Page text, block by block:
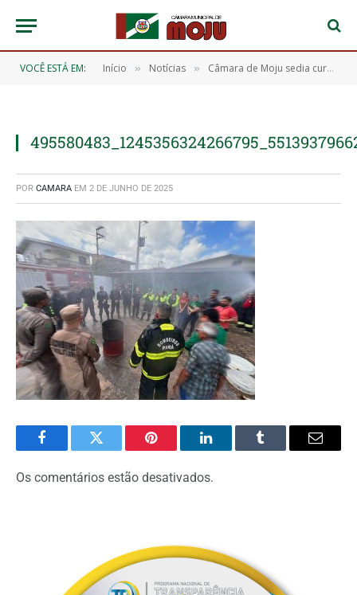
VOCÊ ESTÁ EM: Início » Notícias » Câmara de Moju sedia curso de Brigada de Incêndio promovido pelo Corpo de Bombeiros
POR CAMARA EM 2 DE JUNHO DE 2025
FacebookTwitter Pinterest O
LinkedIn
Tumblr
E-
Os comentários estão desativados.